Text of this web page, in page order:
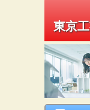
東京